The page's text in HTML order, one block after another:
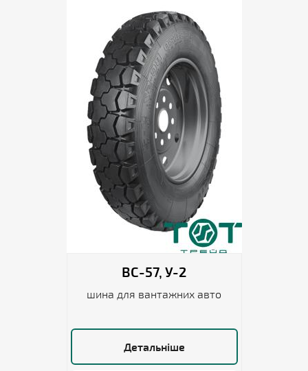
BС-57, У-2
шина для вантажних авто
Детальніше